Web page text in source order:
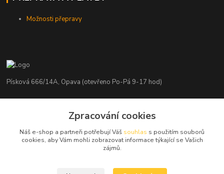
Možnosti přepravy
Písková 666/14A, Opava (otevřeno Po-Pá 9-17 hod)
+420 776 839 986
info@nosice.com
Zpracování cookies
Náš e-shop a partneři potřebují Váš souhlas s použitím souborů
cookies, aby Vám mohli zobrazovat informace týkající se Vašich
zájmů.